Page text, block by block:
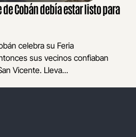
de Cobán debía estar listo para
celebra su Feria
sus vecinos confiaban
Vicente. Lleva...